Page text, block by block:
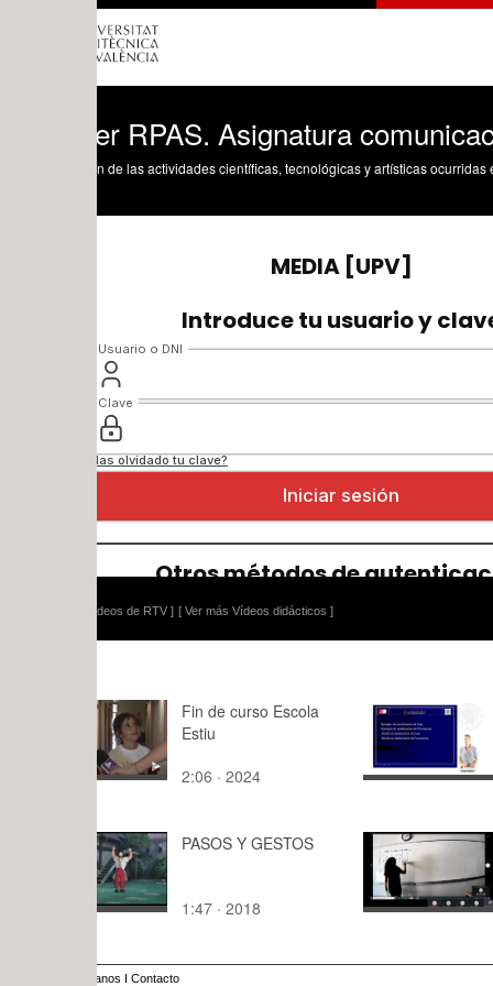
RPAS. Asignatura comunicaciones.
de las actividades científicas, tecnológicas y artísticas ocurridas en los tres
[ Ver más Vídeos didácticos ]
Fin de curso Escola
Estiu
2:06 · 2024
10:49 ·
PASOS Y GESTOS
1:47 · 2018
ción
115:36 ·